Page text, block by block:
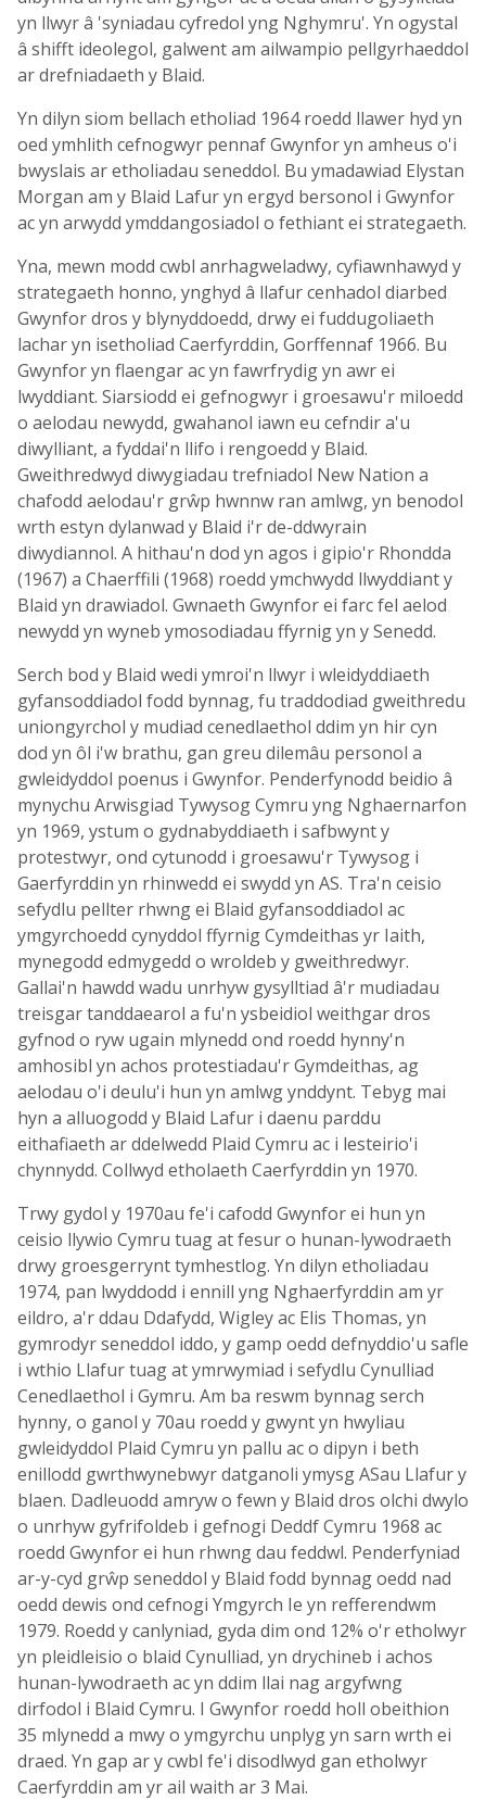
yn llwyr â 'syniadau cyfredol yng Nghymru'. Yn ogystal
â shifft ideolegol, galwent am ailwampio pellgyrhaeddol
ar drefniadaeth y Blaid.
Yn dilyn siom bellach etholiad 1964 roedd llawer hyd yn
oed ymhlith cefnogwyr pennaf Gwynfor yn amheus o'i
bwyslais ar etholiadau seneddol. Bu ymadawiad Elystan
Morgan am y Blaid Lafur yn ergyd bersonol i Gwynfor
ac yn arwydd ymddangosiadol o fethiant ei strategaeth.
Yna, mewn modd cwbl anrhagweladwy, cyfiawnhawyd y
strategaeth honno, ynghyd â llafur cenhadol diarbed
Gwynfor dros y blynyddoedd, drwy ei fuddugoliaeth
lachar yn isetholiad Caerfyrddin, Gorffennaf 1966. Bu
Gwynfor yn flaengar ac yn fawrfrydig yn awr ei
lwyddiant. Siarsiodd ei gefnogwyr i groesawu'r miloedd
o aelodau newydd, gwahanol iawn eu cefndir a'u
diwylliant, a fyddai'n llifo i rengoedd y Blaid.
Gweithredwyd diwygiadau trefniadol New Nation a
chafodd aelodau'r grŵp hwnnw ran amlwg, yn benodol
wrth estyn dylanwad y Blaid i'r de-ddwyrain
diwydiannol. A hithau'n dod yn agos i gipio'r Rhondda
(1967) a Chaerffili (1968) roedd ymchwydd llwyddiant y
Blaid yn drawiadol. Gwnaeth Gwynfor ei farc fel aelod
newydd yn wyneb ymosodiadau ffyrnig yn y Senedd.
Serch bod y Blaid wedi ymroi'n llwyr i wleidyddiaeth
gyfansoddiadol fodd bynnag, fu traddodiad gweithredu
uniongyrchol y mudiad cenedlaethol ddim yn hir cyn
dod yn ôl i'w brathu, gan greu dilemâu personol a
gwleidyddol poenus i Gwynfor. Penderfynodd beidio â
mynychu Arwisgiad Tywysog Cymru yng Nghaernarfon
yn 1969, ystum o gydnabyddiaeth i safbwynt y
protestwyr, ond cytunodd i groesawu'r Tywysog i
Gaerfyrddin yn rhinwedd ei swydd yn AS. Tra'n ceisio
sefydlu pellter rhwng ei Blaid gyfansoddiadol ac
ymgyrchoedd cynyddol ffyrnig Cymdeithas yr Iaith,
mynegodd edmygedd o wroldeb y gweithredwyr.
Gallai'n hawdd wadu unrhyw gysylltiad â'r mudiadau
treisgar tanddaearol a fu'n ysbeidiol weithgar dros
gyfnod o ryw ugain mlynedd ond roedd hynny'n
amhosibl yn achos protestiadau'r Gymdeithas, ag
aelodau o'i deulu'i hun yn amlwg ynddynt. Tebyg mai
hyn a alluogodd y Blaid Lafur i daenu parddu
eithafiaeth ar ddelwedd Plaid Cymru ac i lesteirio'i
chynnydd. Collwyd etholaeth Caerfyrddin yn 1970.
Trwy gydol y 1970au fe'i cafodd Gwynfor ei hun yn
ceisio llywio Cymru tuag at fesur o hunan-lywodraeth
drwy groesgerrynt tymhestlog. Yn dilyn etholiadau
1974, pan lwyddodd i ennill yng Nghaerfyrddin am yr
eildro, a'r ddau Ddafydd, Wigley ac Elis Thomas, yn
gymrodyr seneddol iddo, y gamp oedd defnyddio'u safle
i wthio Llafur tuag at ymrwymiad i sefydlu Cynulliad
Cenedlaethol i Gymru. Am ba reswm bynnag serch
hynny, o ganol y 70au roedd y gwynt yn hwyliau
gwleidyddol Plaid Cymru yn pallu ac o dipyn i beth
enillodd gwrthwynebwyr datganoli ymysg ASau Llafur y
blaen. Dadleuodd amryw o fewn y Blaid dros olchi dwylo
o unrhyw gyfrifoldeb i gefnogi Deddf Cymru 1968 ac
roedd Gwynfor ei hun rhwng dau feddwl. Penderfyniad
ar-y-cyd grŵp seneddol y Blaid fodd bynnag oedd nad
oedd dewis ond cefnogi Ymgyrch Ie yn refferendwm
1979. Roedd y canlyniad, gyda dim ond 12% o'r etholwyr
yn pleidleisio o blaid Cynulliad, yn drychineb i achos
hunan-lywodraeth ac yn ddim llai nag argyfwng
dirfodol i Blaid Cymru. I Gwynfor roedd holl obeithion
35 mlynedd a mwy o ymgyrchu unplyg yn sarn wrth ei
draed. Yn gap ar y cwbl fe'i disodlwyd gan etholwyr
Caerfyrddin am yr ail waith ar 3 Mai.